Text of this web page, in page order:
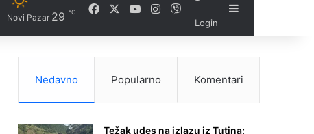
Novi Pazar 29 ℃ FacebookYouTubeInstagram
Viber
Login
Sidebar
Nedavno Popularno Komentari
Težak udes na izlazu iz Tutina: